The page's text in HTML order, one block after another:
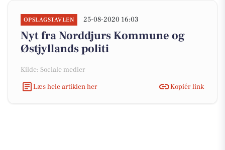
OPSLAGSTAVLEN 25-08-2020 16:03
Nyt fra Norddjurs Kommune og
Østjyllands politi
Kilde: Sociale medier
Læs hele artiklen her
Kopiér link